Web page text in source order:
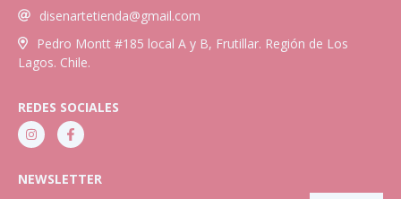
disenartetienda@gmail.com
Pedro Montt #185 local A y B, Frutillar. Región de Los
Lagos. Chile.
REDES SOCIALES
NEWSLETTER